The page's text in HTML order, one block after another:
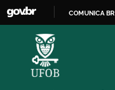
COMUNICA BR